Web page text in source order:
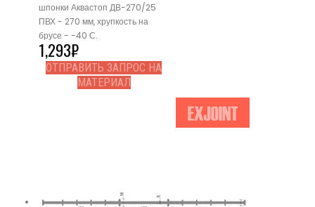
шпонки Аквастоп ДВ-270/25
ПВХ - 270 мм, хрупкость на
брусе - -40 С.
1,293₽
ОТПРАВИТЬ ЗАПРОС НА
МАТЕРИАЛ